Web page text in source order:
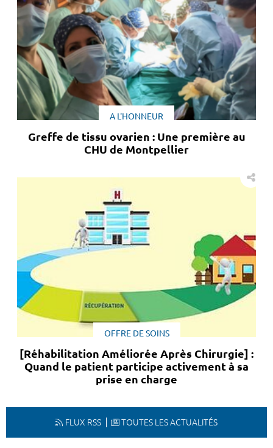
A L'HONNEUR
Greffe de tissu ovarien : Une première au
CHU de Montpellier
OFFRE DE SOINS
[Réhabilitation Améliorée Après Chirurgie] :
Quand le patient participe activement à sa
prise en charge
FLUX RSS TOUTES LES ACTUALITÉS